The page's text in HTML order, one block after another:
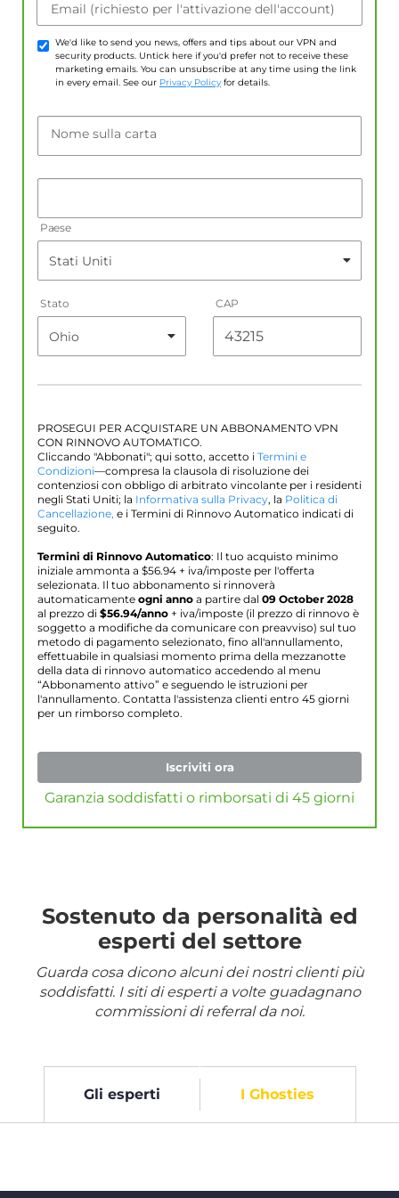
Email (richiesto per l'attivazione dell'account)
We'd like to send you news, offers and tips about our VPN and
security products. Untick here if you'd prefer not to receive these
marketing emails. You can unsubscribe at any time using the link
in every email. See our Privacy Policy for details.
Nome sulla carta
Paese
Stato CAP
PROSEGUI PER ACQUISTARE UN ABBONAMENTO VPN
CON RINNOVO AUTOMATICO.
Cliccando "Abbonati"; qui sotto, accetto i Termini e
Condizioni—compresa la clausola di risoluzione dei
contenziosi con obbligo di arbitrato vincolante per i residenti
negli Stati Uniti; la Informativa sulla Privacy, la Politica di
Cancellazione, e i Termini di Rinnovo Automatico indicati di
seguito.
Termini di Rinnovo Automatico: Il tuo acquisto minimo
iniziale ammonta a $56.94 + iva/imposte per l'offerta
selezionata. Il tuo abbonamento si rinnoverà
automaticamente ogni anno a partire dal 09 October 2028
al prezzo di $56.94/anno + iva/imposte (il prezzo di rinnovo è
soggetto a modifiche da comunicare con preavviso) sul tuo
metodo di pagamento selezionato, fino all'annullamento,
effettuabile in qualsiasi momento prima della mezzanotte
della data di rinnovo automatico accedendo al menu
“Abbonamento attivo” e seguendo le istruzioni per
l'annullamento. Contatta l'assistenza clienti entro 45 giorni
per un rimborso completo.
Iscriviti ora
Garanzia soddisfatti o rimborsati di 45 giorni
Sostenuto da personalità ed
esperti del settore
Guarda cosa dicono alcuni dei nostri clienti più
soddisfatti. I siti di esperti a volte guadagnano
commissioni di referral da noi.
Gli esperti I Ghosties